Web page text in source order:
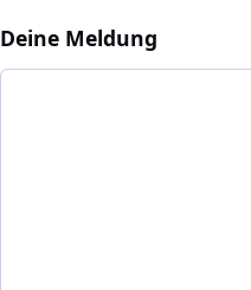
Deine Meldung